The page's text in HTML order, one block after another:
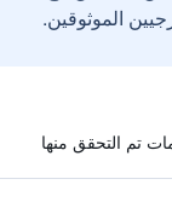
الموثوقين.